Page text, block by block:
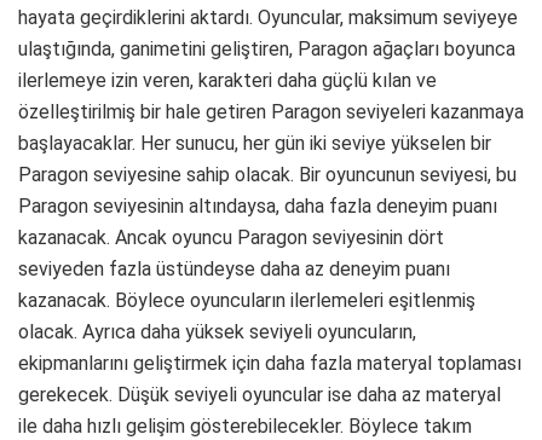
hayata geçirdiklerini aktardı. Oyuncular, maksimum seviyeye
ulaştığında, ganimetini geliştiren, Paragon ağaçları boyunca
ilerlemeye izin veren, karakteri daha güçlü kılan ve
özelleştirilmiş bir hale getiren Paragon seviyeleri kazanmaya
başlayacaklar. Her sunucu, her gün iki seviye yükselen bir
Paragon seviyesine sahip olacak. Bir oyuncunun seviyesi, bu
Paragon seviyesinin altındaysa, daha fazla deneyim puanı
kazanacak. Ancak oyuncu Paragon seviyesinin dört
seviyeden fazla üstündeyse daha az deneyim puanı
kazanacak. Böylece oyuncuların ilerlemeleri eşitlenmiş
olacak. Ayrıca daha yüksek seviyeli oyuncuların,
ekipmanlarını geliştirmek için daha fazla materyal toplaması
gerekecek. Düşük seviyeli oyuncular ise daha az materyal
ile daha hızlı gelişim gösterebilecekler. Böylece takım